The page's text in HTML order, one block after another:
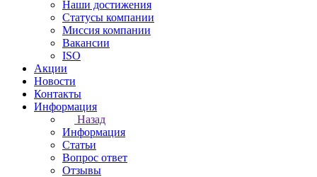
Наши достижения
Статусы компании
Миссия компании
Вакансии
ISO
Акции
Новости
Контакты
Информация
Назад
Информация
Статьи
Вопрос ответ
Отзывы